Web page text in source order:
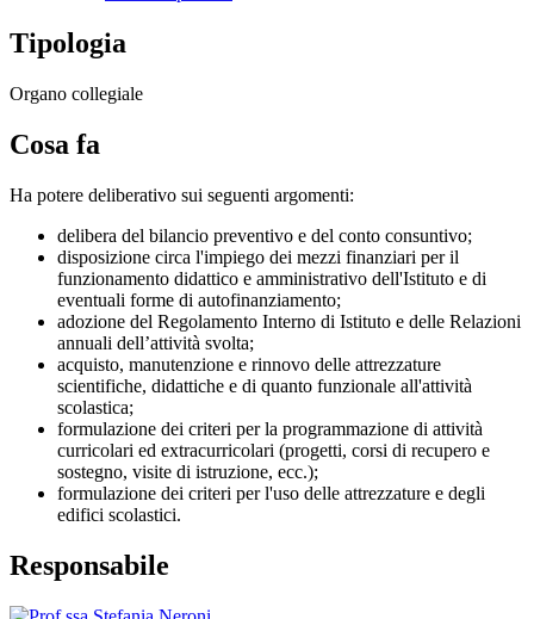
Tipologia
Organo collegiale
Cosa fa
Ha potere deliberativo sui seguenti argomenti:
delibera del bilancio preventivo e del conto consuntivo;
disposizione circa l'impiego dei mezzi finanziari per il
funzionamento didattico e amministrativo dell'Istituto e di
eventuali forme di autofinanziamento;
adozione del Regolamento Interno di Istituto e delle Relazioni
annuali dell’attività svolta;
acquisto, manutenzione e rinnovo delle attrezzature
scientifiche, didattiche e di quanto funzionale all'attività
scolastica;
formulazione dei criteri per la programmazione di attività
curricolari ed extracurricolari (progetti, corsi di recupero e
sostegno, visite di istruzione, ecc.);
formulazione dei criteri per l'uso delle attrezzature e degli
edifici scolastici.
Responsabile